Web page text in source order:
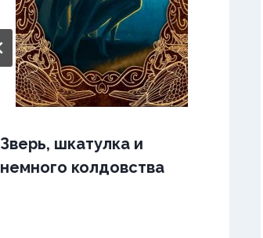
Зверь, шкатулка и
немного колдовства